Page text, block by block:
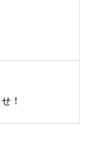
！